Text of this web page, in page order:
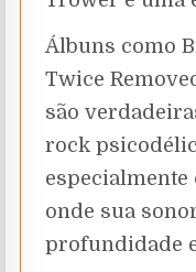
Álbuns como
Twice
são
rock
especialmente
onde sua
profundidade